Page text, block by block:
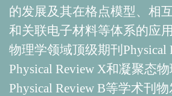
的发展及其在格点模型、相
和关联电子材料等体系的应用
物理学领域顶级期刊 Physical
Physical Review X和凝聚态物
Physical Review B等学术刊物